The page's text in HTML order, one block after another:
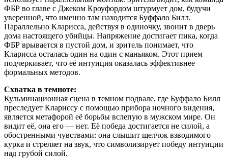
ФБР во главе с Джеком Кроуфордом штурмует дом, будучи
уверенной, что именно там находится Буффало Билл.
Параллельно Кларисса, действуя в одиночку, звонит в дверь
дома настоящего убийцы. Напряжение достигает пика, когда
ФБР врывается в пустой дом, и зритель понимает, что
Кларисса осталась один на один с маньяком. Этот прием
подчеркивает, что её интуиция оказалась эффективнее
формальных методов.
Схватка в темноте:
Кульминационная сцена в темном подвале, где Буффало Билл
преследует Клариссу с помощью прибора ночного видения,
является метафорой её борьбы вслепую в мужском мире. Он
видит её, она его — нет. Её победа достигается не силой, а
обостренными чувствами: она слышит щелчок взводимого
курка и стреляет на звук, что символизирует победу интуиции
над грубой силой.